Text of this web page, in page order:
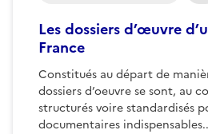
Les dossiers d’œuvre
France
Constitués au départ de
dossiers d’oeuvre se sont, au
structurés voire standardisés
documentaires